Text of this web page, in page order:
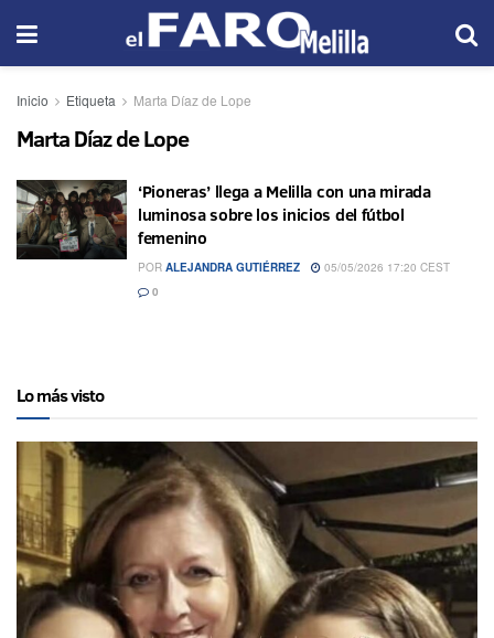
Inicio Etiqueta Marta Díaz de Lope
Marta Díaz de Lope
‘Pioneras’ llega a Melilla con una mirada
luminosa sobre los inicios del fútbol
femenino
POR ALEJANDRA GUTIÉRREZ
05/05/2026 17:20 CEST
0
Lo más visto